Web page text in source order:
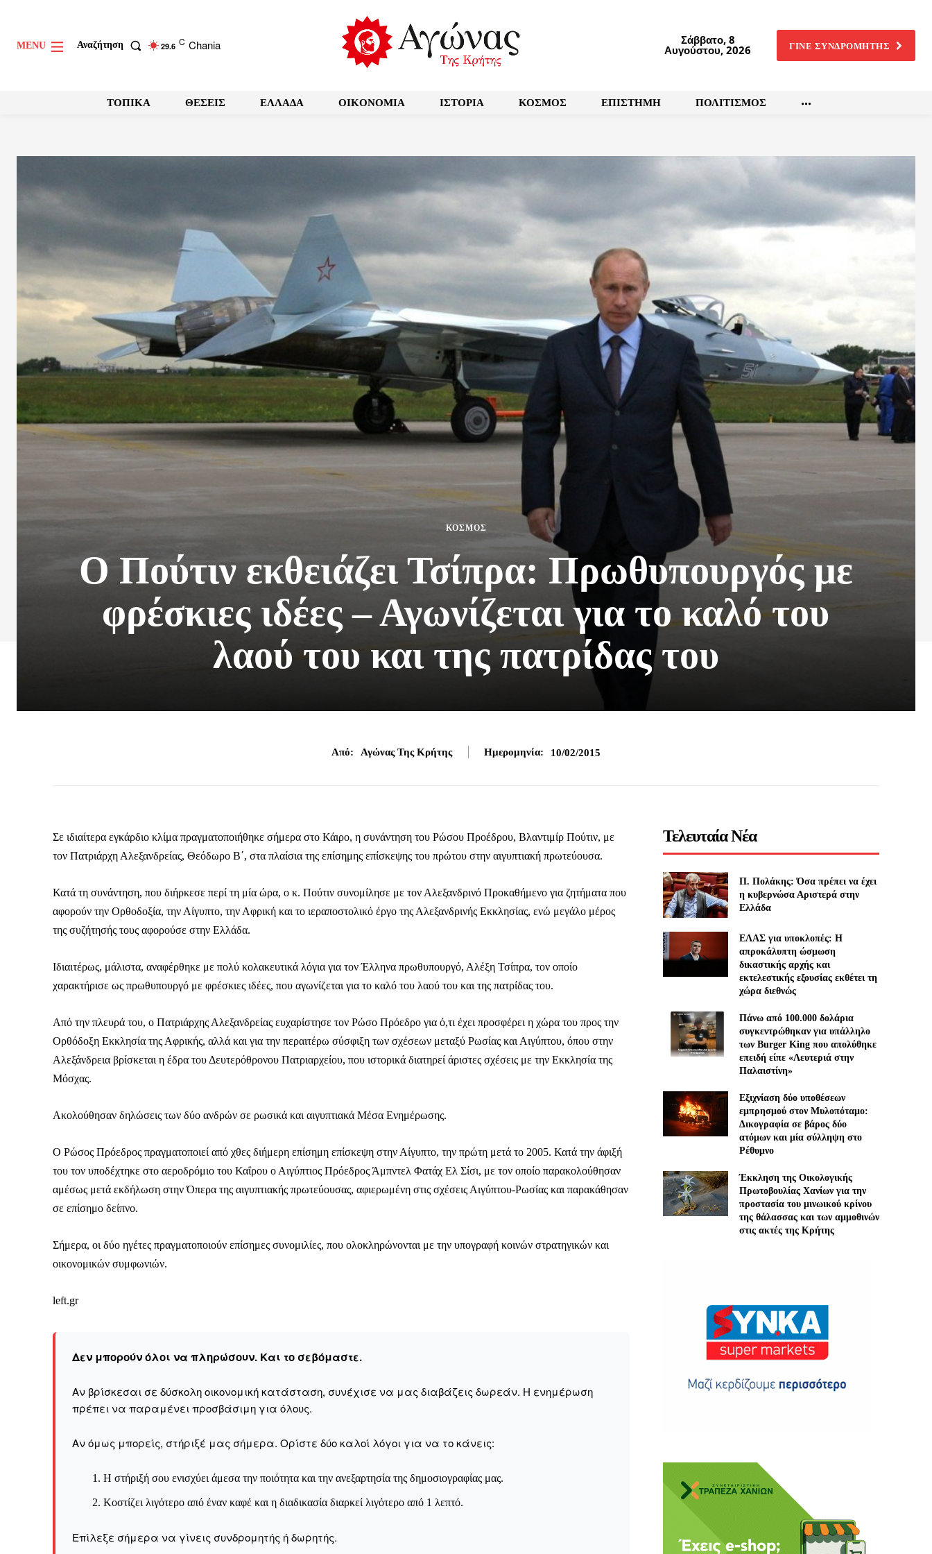
Καθημερινή Μαχητική
MENU Αναζήτηση 29.6 C Chania Σάββατο, 8
Αυγούστου, 2026 ΓΙΝΕ ΣΥΝΔΡΟΜΗΤΗΣ
ΤΟΠΙΚΑ ΘΕΣΕΙΣ ΕΛΛΑΔΑ OIKONOMIA ΙΣΤΟΡΙΑ ΚΟΣΜΟΣ ΕΠΙΣΤΗΜΗ ΠΟΛΙΤΙΣΜΟΣ
ΚΟΣΜΟΣ
Ο Πούτιν εκθειάζει Τσίπρα: Πρωθυπουργός με
φρέσκιες ιδέες – Αγωνίζεται για το καλό του
λαού του και της πατρίδας του
Από: Αγώνας Της Κρήτης Ημερομηνία: 10/02/2015
Σε ιδιαίτερα εγκάρδιο κλίμα πραγματοποιήθηκε σήμερα στο Κάιρο, η συνάντηση του Ρώσου Προέδρου, Βλαντιμίρ Πούτιν, με
τον Πατριάρχη Αλεξανδρείας, Θεόδωρο Β΄, στα πλαίσια της επίσημης επίσκεψης του πρώτου στην αιγυπτιακή πρωτεύουσα.
Κατά τη συνάντηση, που διήρκεσε περί τη μία ώρα, ο κ. Πούτιν συνομίλησε με τον Αλεξανδρινό Προκαθήμενο για ζητήματα που
αφορούν την Ορθοδοξία, την Αίγυπτο, την Αφρική και το ιεραποστολικό έργο της Αλεξανδρινής Εκκλησίας, ενώ μεγάλο μέρος
της συζήτησής τους αφορούσε στην Ελλάδα.
Ιδιαιτέρως, μάλιστα, αναφέρθηκε με πολύ κολακευτικά λόγια για τον Έλληνα πρωθυπουργό, Αλέξη Τσίπρα, τον οποίο
χαρακτήρισε ως πρωθυπουργό με φρέσκιες ιδέες, που αγωνίζεται για το καλό του λαού του και της πατρίδας του.
Από την πλευρά του, ο Πατριάρχης Αλεξανδρείας ευχαρίστησε τον Ρώσο Πρόεδρο για ό,τι έχει προσφέρει η χώρα του προς την
Ορθόδοξη Εκκλησία της Αφρικής, αλλά και για την περαιτέρω σύσφιξη των σχέσεων μεταξύ Ρωσίας και Αιγύπτου, όπου στην
Αλεξάνδρεια βρίσκεται η έδρα του Δευτερόθρονου Πατριαρχείου, που ιστορικά διατηρεί άριστες σχέσεις με την Εκκλησία της
Μόσχας.
Ακολούθησαν δηλώσεις των δύο ανδρών σε ρωσικά και αιγυπτιακά Μέσα Ενημέρωσης.
Ο Ρώσος Πρόεδρος πραγματοποιεί από χθες διήμερη επίσημη επίσκεψη στην Αίγυπτο, την πρώτη μετά το 2005. Κατά την άφιξή
του τον υποδέχτηκε στο αεροδρόμιο του Καΐρου ο Αιγύπτιος Πρόεδρος Άμπντελ Φατάχ Ελ Σίσι, με τον οποίο παρακολούθησαν
αμέσως μετά εκδήλωση στην Όπερα της αιγυπτιακής πρωτεύουσας, αφιερωμένη στις σχέσεις Αιγύπτου-Ρωσίας και παρακάθησαν
σε επίσημο δείπνο.
Σήμερα, οι δύο ηγέτες πραγματοποιούν επίσημες συνομιλίες, που ολοκληρώνονται με την υπογραφή κοινών στρατηγικών και
οικονομικών συμφωνιών.
left.gr
Δεν μπορούν όλοι να πληρώσουν. Και το σεβόμαστε.
Αν βρίσκεσαι σε δύσκολη οικονομική κατάσταση, συνέχισε να μας διαβάζεις δωρεάν. Η ενημέρωση
πρέπει να παραμένει προσβάσιμη για όλους.
Αν όμως μπορείς, στήριξέ μας σήμερα. Ορίστε δύο καλοί λόγοι για να το κάνεις:
Η στήριξή σου ενισχύει άμεσα την ποιότητα και την ανεξαρτησία της δημοσιογραφίας μας.
Κοστίζει λιγότερο από έναν καφέ και η διαδικασία διαρκεί λιγότερο από 1 λεπτό.
Επίλεξε σήμερα να γίνεις συνδρομητής ή δωρητής.
Τελευταία Νέα
Π. Πολάκης: Όσα πρέπει να έχει
η κυβερνώσα Αριστερά στην
Ελλάδα
ΕΛΑΣ για υποκλοπές: H
απροκάλυπτη ώσμωση
δικαστικής αρχής και
εκτελεστικής εξουσίας εκθέτει τη
χώρα διεθνώς
Πάνω από 100.000 δολάρια
συγκεντρώθηκαν για υπάλληλο
των Burger King που απολύθηκε
επειδή είπε «Λευτεριά στην
Παλαιστίνη»
Εξιχνίαση δύο υποθέσεων
εμπρησμού στον Μυλοπόταμο:
Δικογραφία σε βάρος δύο
ατόμων και μία σύλληψη στο
Ρέθυμνο
Έκκληση της Οικολογικής
Πρωτοβουλίας Χανίων για την
προστασία του μινωικού κρίνου
της θάλασσας και των αμμοθινών
στις ακτές της Κρήτης